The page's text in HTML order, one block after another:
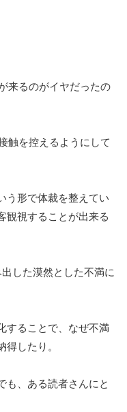
来るのがイヤだったの
触を控えるようにして
う形で体裁を整えてい
観視することが出来る
した漠然とした不満に
することで、なぜ不満
したり。
も、ある読者さんにと